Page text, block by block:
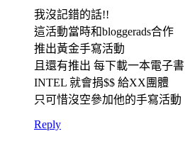
我沒記錯的話!!
這活動當時和bloggerads合作
推出黃金手寫活動
且還有推出 每下載一本電子書
INTEL 就會捐$$ 給XX團體
只可惜沒空參加他的手寫活動
Reply